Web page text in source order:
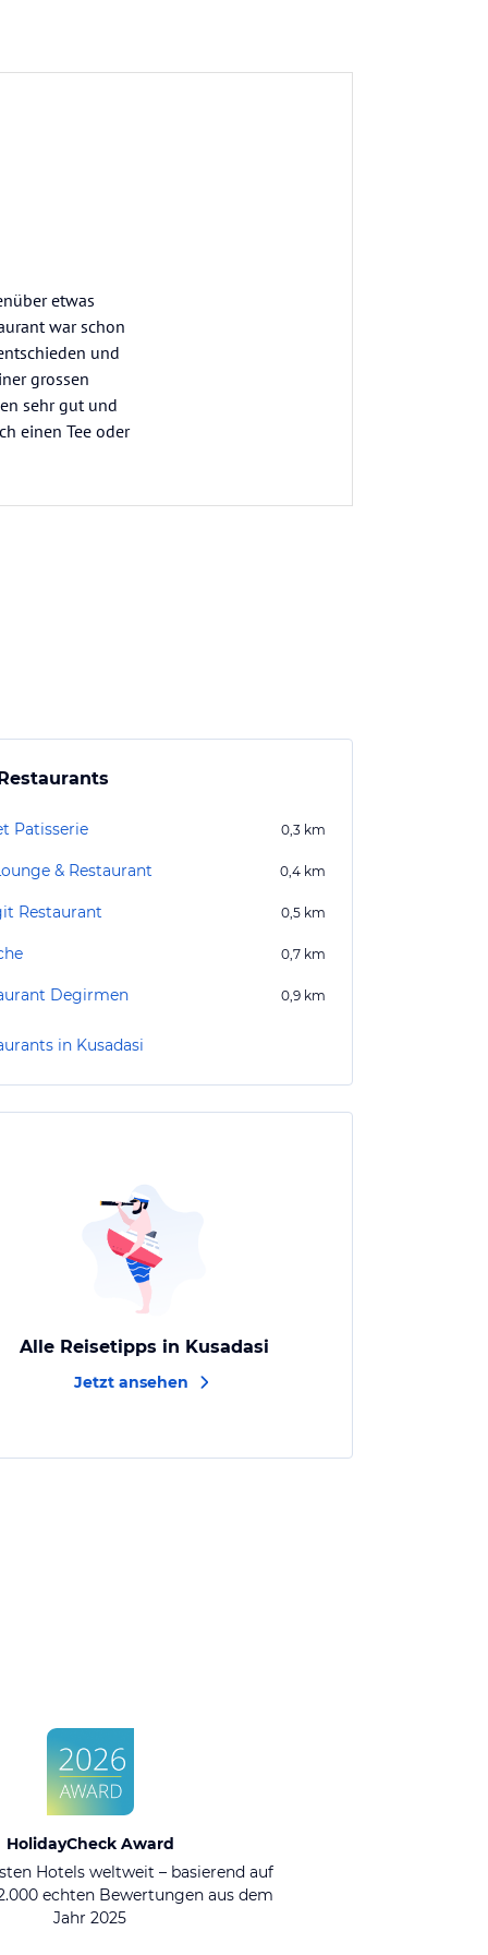
etwas
war schon
und
grossen
sehr gut und
einen Tee oder
Patisserie 0,3 km
& Restaurant 0,4 km
Restaurant 0,5 km
0,7 km
Degirmen 0,9 km
in Kusadasi
Alle Reisetipps in Kusadasi
Jetzt ansehen
HolidayCheck Award
Hotels weltweit – basierend auf
echten Bewertungen aus dem
Jahr 2025